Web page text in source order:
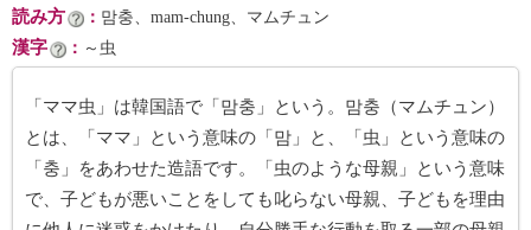
読み方 ： 맘충、mam-chung、マムチュン
漢字 ： ～虫
「ママ虫」は韓国語で「맘충」という。맘충（マムチュン）
とは、「ママ」という意味の「맘」と、「虫」という意味の
「충」をあわせた造語です。「虫のような母親」という意味
で、子どもが悪いことをしても叱らない母親、子どもを理由